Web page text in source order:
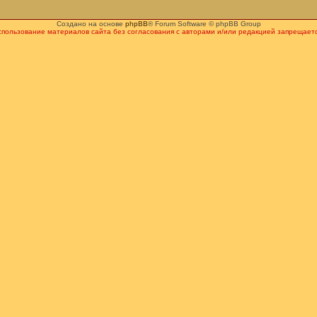
Создано на основе phpBB® Forum Software © phpBB Group
материалов сайта без согласования с авторами и/или редакцией